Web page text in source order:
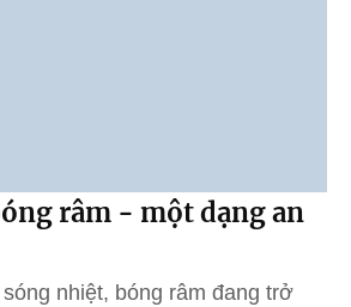
râm - một dạng an
nhiệt, bóng râm đang trở